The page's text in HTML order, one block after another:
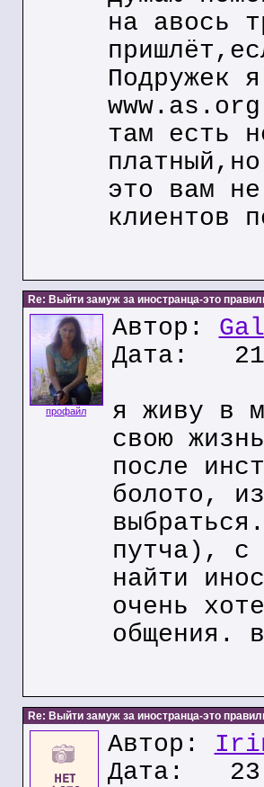
на авось
Подружек
www.as.org
там есть
это вам
клиентов
Re: Выйти замуж за иностранца-это
профайл
Автор:
Дата:
я живу в
свою
после
болото,
путча), с
найти
очень
общения.
Re: Выйти замуж за иностранца-это
Автор:
Дата: